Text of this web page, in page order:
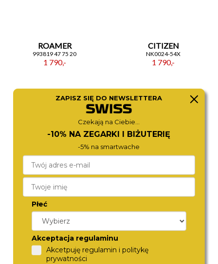
wartym rozważenia.
ROAMER
993819 47 75 20
1 790,-
CITIZEN
NK0024-54X
1 790,-
ROAMER
718833 41 75 20
1 370,-
ZAPISZ SIĘ DO NEWSLETTERA
Czekają na Ciebie...
-10% NA ZEGARKI I BIŻUTERIĘ
-5% na smartwache
Płeć
Akceptacja regulaminu
Akcetpuję regulamin i politykę
prywatności